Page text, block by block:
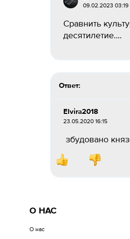
09.02.2023 03:19
Сравнить
десятилетие....
Ответ:
Elvira2018
23.05.2020 16:15
збудовано
О НАС
О нас